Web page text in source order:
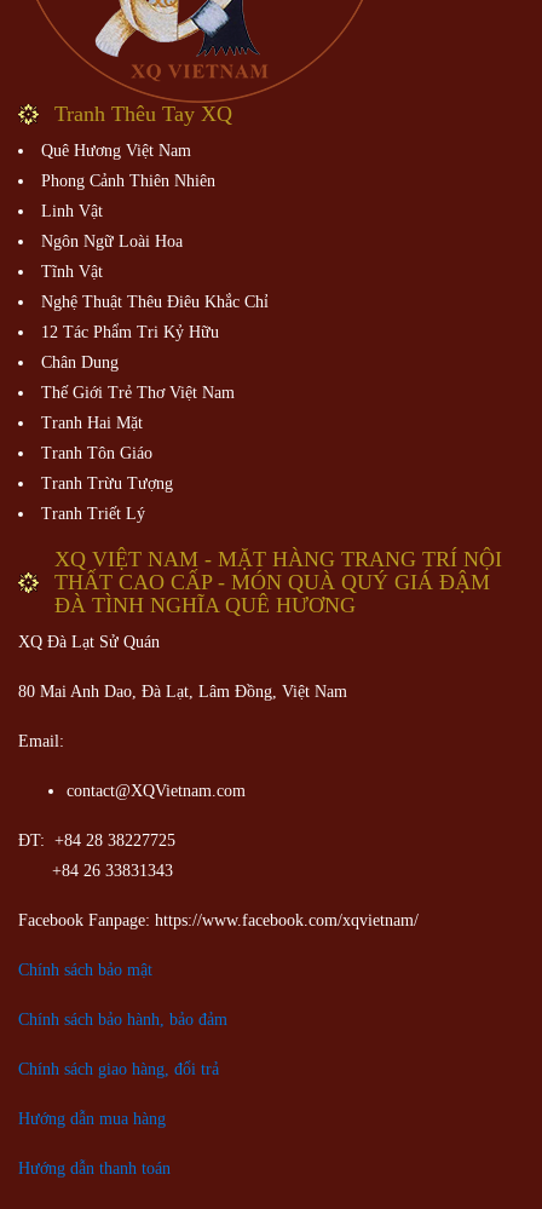
Tranh Thêu Tay XQ
Quê Hương Việt Nam
Phong Cảnh Thiên Nhiên
Linh Vật
Ngôn Ngữ Loài Hoa
Tĩnh Vật
Nghệ Thuật Thêu Điêu Khắc Chỉ
12 Tác Phẩm Tri Kỷ Hữu
Chân Dung
Thế Giới Trẻ Thơ Việt Nam
Tranh Hai Mặt
Tranh Tôn Giáo
Tranh Trừu Tượng
Tranh Triết Lý
XQ VIỆT NAM - MẶT HÀNG TRANG TRÍ NỘI
THẤT CAO CẤP - MÓN QUÀ QUÝ GIÁ ĐẬM
ĐÀ TÌNH NGHĨA QUÊ HƯƠNG
XQ Đà Lạt Sử Quán
80 Mai Anh Dao, Đà Lạt, Lâm Đồng, Việt Nam
Email:
contact@XQVietnam.com
ĐT: +84 28 38227725
+84 26 33831343
Facebook Fanpage: https://www.facebook.com/xqvietnam/
Chính sách bảo mật
Chính sách bảo hành, bảo đảm
Chính sách giao hàng, đổi trả
Hướng dẫn mua hàng
Hướng dẫn thanh toán